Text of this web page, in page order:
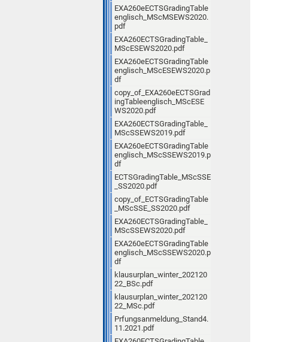
EXA260eECTSGradingTable
englisch_MScMSEWS2020.
pdf
EXA260ECTSGradingTable_
MScESEWS2020.pdf
EXA260eECTSGradingTable
englisch_MScESEWS2020.p
df
copy_of_EXA260eECTSGrad
ingTableenglisch_MScESE
WS2020.pdf
EXA260ECTSGradingTable_
MScSSEWS2019.pdf
EXA260eECTSGradingTable
englisch_MScSSEWS2019.p
df
ECTSGradingTable_MScSSE
_SS2020.pdf
copy_of_ECTSGradingTable
_MScSSE_SS2020.pdf
EXA260ECTSGradingTable_
MScSSEWS2020.pdf
EXA260eECTSGradingTable
englisch_MScSSEWS2020.p
df
klausurplan_winter_202120
22_BSc.pdf
klausurplan_winter_202120
22_MSc.pdf
Prfungsanmeldung_Stand4.
11.2021.pdf